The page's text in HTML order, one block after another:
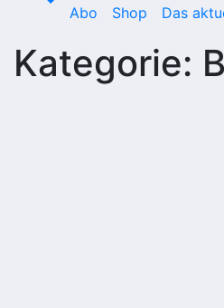
Abo Shop Das
Kategorie: